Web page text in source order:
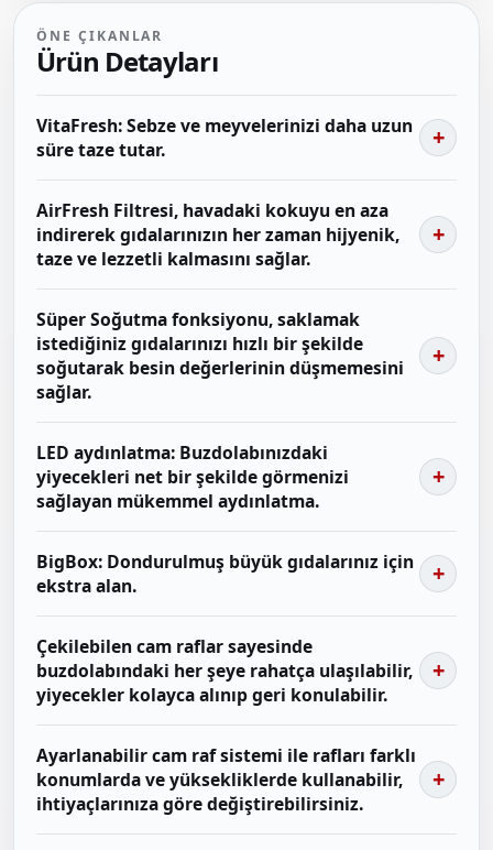
ÖNE ÇIKANLAR
Ürün Detayları
VitaFresh: Sebze ve meyvelerinizi daha uzun
süre taze tutar.
AirFresh Filtresi, havadaki kokuyu en aza
indirerek gıdalarınızın her zaman hijyenik,
taze ve lezzetli kalmasını sağlar.
Süper Soğutma fonksiyonu, saklamak
istediğiniz gıdalarınızı hızlı bir şekilde
soğutarak besin değerlerinin düşmemesini
sağlar.
LED aydınlatma: Buzdolabınızdaki
yiyecekleri net bir şekilde görmenizi
sağlayan mükemmel aydınlatma.
BigBox: Dondurulmuş büyük gıdalarınız için
ekstra alan.
Çekilebilen cam raflar sayesinde
buzdolabındaki her şeye rahatça ulaşılabilir,
yiyecekler kolayca alınıp geri konulabilir.
Ayarlanabilir cam raf sistemi ile rafları farklı
konumlarda ve yüksekliklerde kullanabilir,
ihtiyaçlarınıza göre değiştirebilirsiniz.